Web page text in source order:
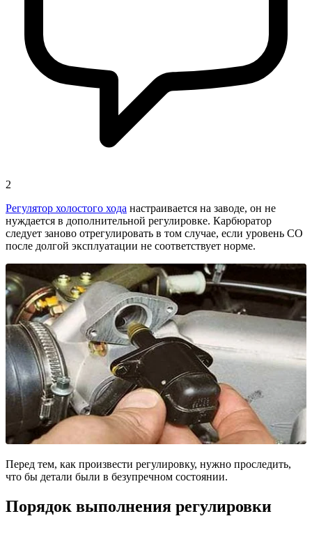
2
Регулятор холостого хода настраивается на заводе, он не
нуждается в дополнительной регулировке. Карбюратор
следует заново отрегулировать в том случае, если уровень СО
после долгой эксплуатации не соответствует норме.
Перед тем, как произвести регулировку, нужно проследить,
что бы детали были в безупречном состоянии.
Порядок выполнения регулировки